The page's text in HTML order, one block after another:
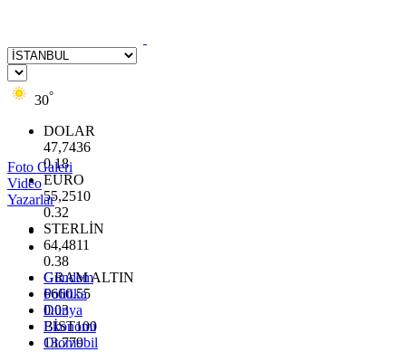
30°
DOLAR
47,7436
0.18
EURO
55,2510
0.32
STERLİN
64,4811
0.38
GRAM ALTIN
6660.55
0.03
BİST100
13.779
Foto Galeri
Video
Yazarlar
Gündem
Politika
Dünya
Ekonomi
Otomobil